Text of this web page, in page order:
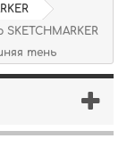
SKETCHMARKER
тень